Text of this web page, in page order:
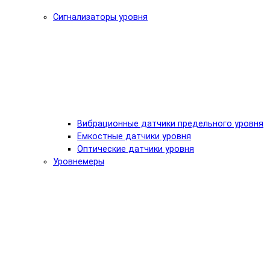
Сигнализаторы уровня
Вибрационные датчики предельного уровня
Емкостные датчики уровня
Оптические датчики уровня
Уровнемеры